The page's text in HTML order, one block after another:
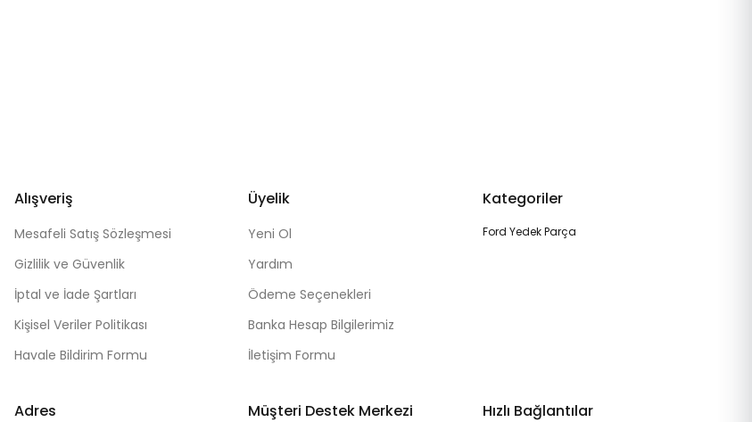
Alışveriş
Mesafeli Satış Sözleşmesi
Gizlilik ve Güvenlik
İptal ve İade Şartları
Kişisel Veriler Politikası
Havale Bildirim Formu
Üyelik
Yeni Ol
Yardım
Ödeme Seçenekleri
Banka Hesap Bilgilerimiz
İletişim Formu
Kategoriler
Ford Yedek Parça
Adres Müşteri Destek Merkezi Hızlı Bağlantılar